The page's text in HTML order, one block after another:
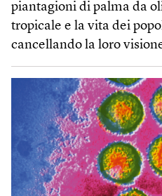
piantagioni di palma da
tropicale e la vita dei
cancellando la loro